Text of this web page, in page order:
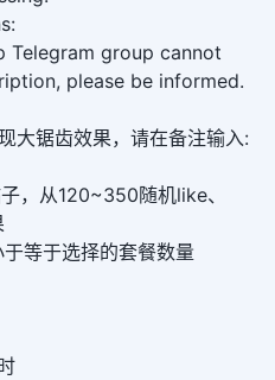
Telegram group cannot
please be informed.
大锯齿效果，请在备注输入:
，从120~350随机like、
等于选择的套餐数量